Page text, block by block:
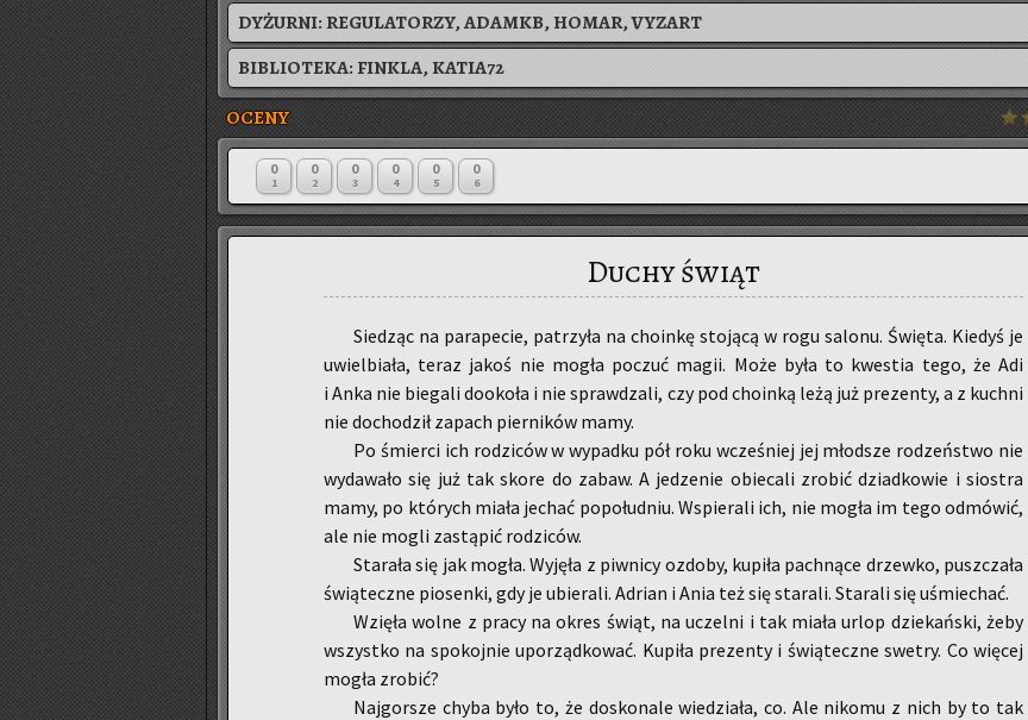
DYŻURNI:REGULATORZY, ADAMKB, HOMAR, VYZART
BIBLIOTEKA:FINKLA, KATIA72
OCENY
0
1
0
2
0
3
0
4
0
5
0
6
Duchy świąt
Sie­dząc na pa­ra­pe­cie, pa­trzy­ła na cho­in­kę sto­ją­cą w rogu sa­lo­nu. Świę­ta. Kie­dyś je
uwiel­bia­ła, teraz jakoś nie mogła po­czuć magii. Może była to kwe­stia tego, że Adi
i Anka nie bie­ga­li do­oko­ła i nie spraw­dza­li, czy pod cho­in­ką leżą już pre­zen­ty, a z kuch­ni
nie do­cho­dził za­pach pier­ni­ków mamy.
Po śmier­ci ich ro­dzi­ców w wy­pad­ku pół roku wcze­śniej jej młod­sze ro­dzeń­stwo nie
wy­da­wa­ło się już tak skore do zabaw. A je­dze­nie obie­ca­li zro­bić dziad­ko­wie i sio­stra
mamy, po któ­rych miała je­chać po­po­łu­dniu. Wspie­ra­li ich, nie mogła im tego od­mó­wić,
ale nie mogli za­stą­pić ro­dzi­ców.
Sta­ra­ła się jak mogła. Wy­ję­ła z piw­ni­cy ozdo­by, ku­pi­ła pach­ną­ce drzew­ko, pusz­cza­ła
świą­tecz­ne pio­sen­ki, gdy je ubie­ra­li. Ad­rian i Ania też się sta­ra­li. Sta­ra­li się uśmie­chać.
Wzię­ła wolne z pracy na okres świąt, na uczel­ni i tak miała urlop dzie­kań­ski, żeby
wszyst­ko na spo­koj­nie upo­rząd­ko­wać. Ku­pi­ła pre­zen­ty i świą­tecz­ne swe­try. Co wię­cej
mogła zro­bić?
Naj­gor­sze chyba było to, że do­sko­na­le wie­dzia­ła, co. Ale ni­ko­mu z nich by to tak